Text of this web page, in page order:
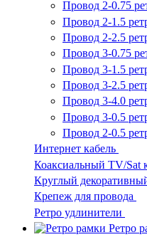
Провод 2-0.75
Провод 2-1.5
Провод 2-2.5
Провод 3-0.75
Провод 3-1.5
Провод 3-2.5
Провод 3-4.0
Провод 3-0.5
Провод 2-0.5
Интернет кабель
Коаксиальный TV/Sat
Круглый
Крепеж для провода
Ретро удлинители
Ретро